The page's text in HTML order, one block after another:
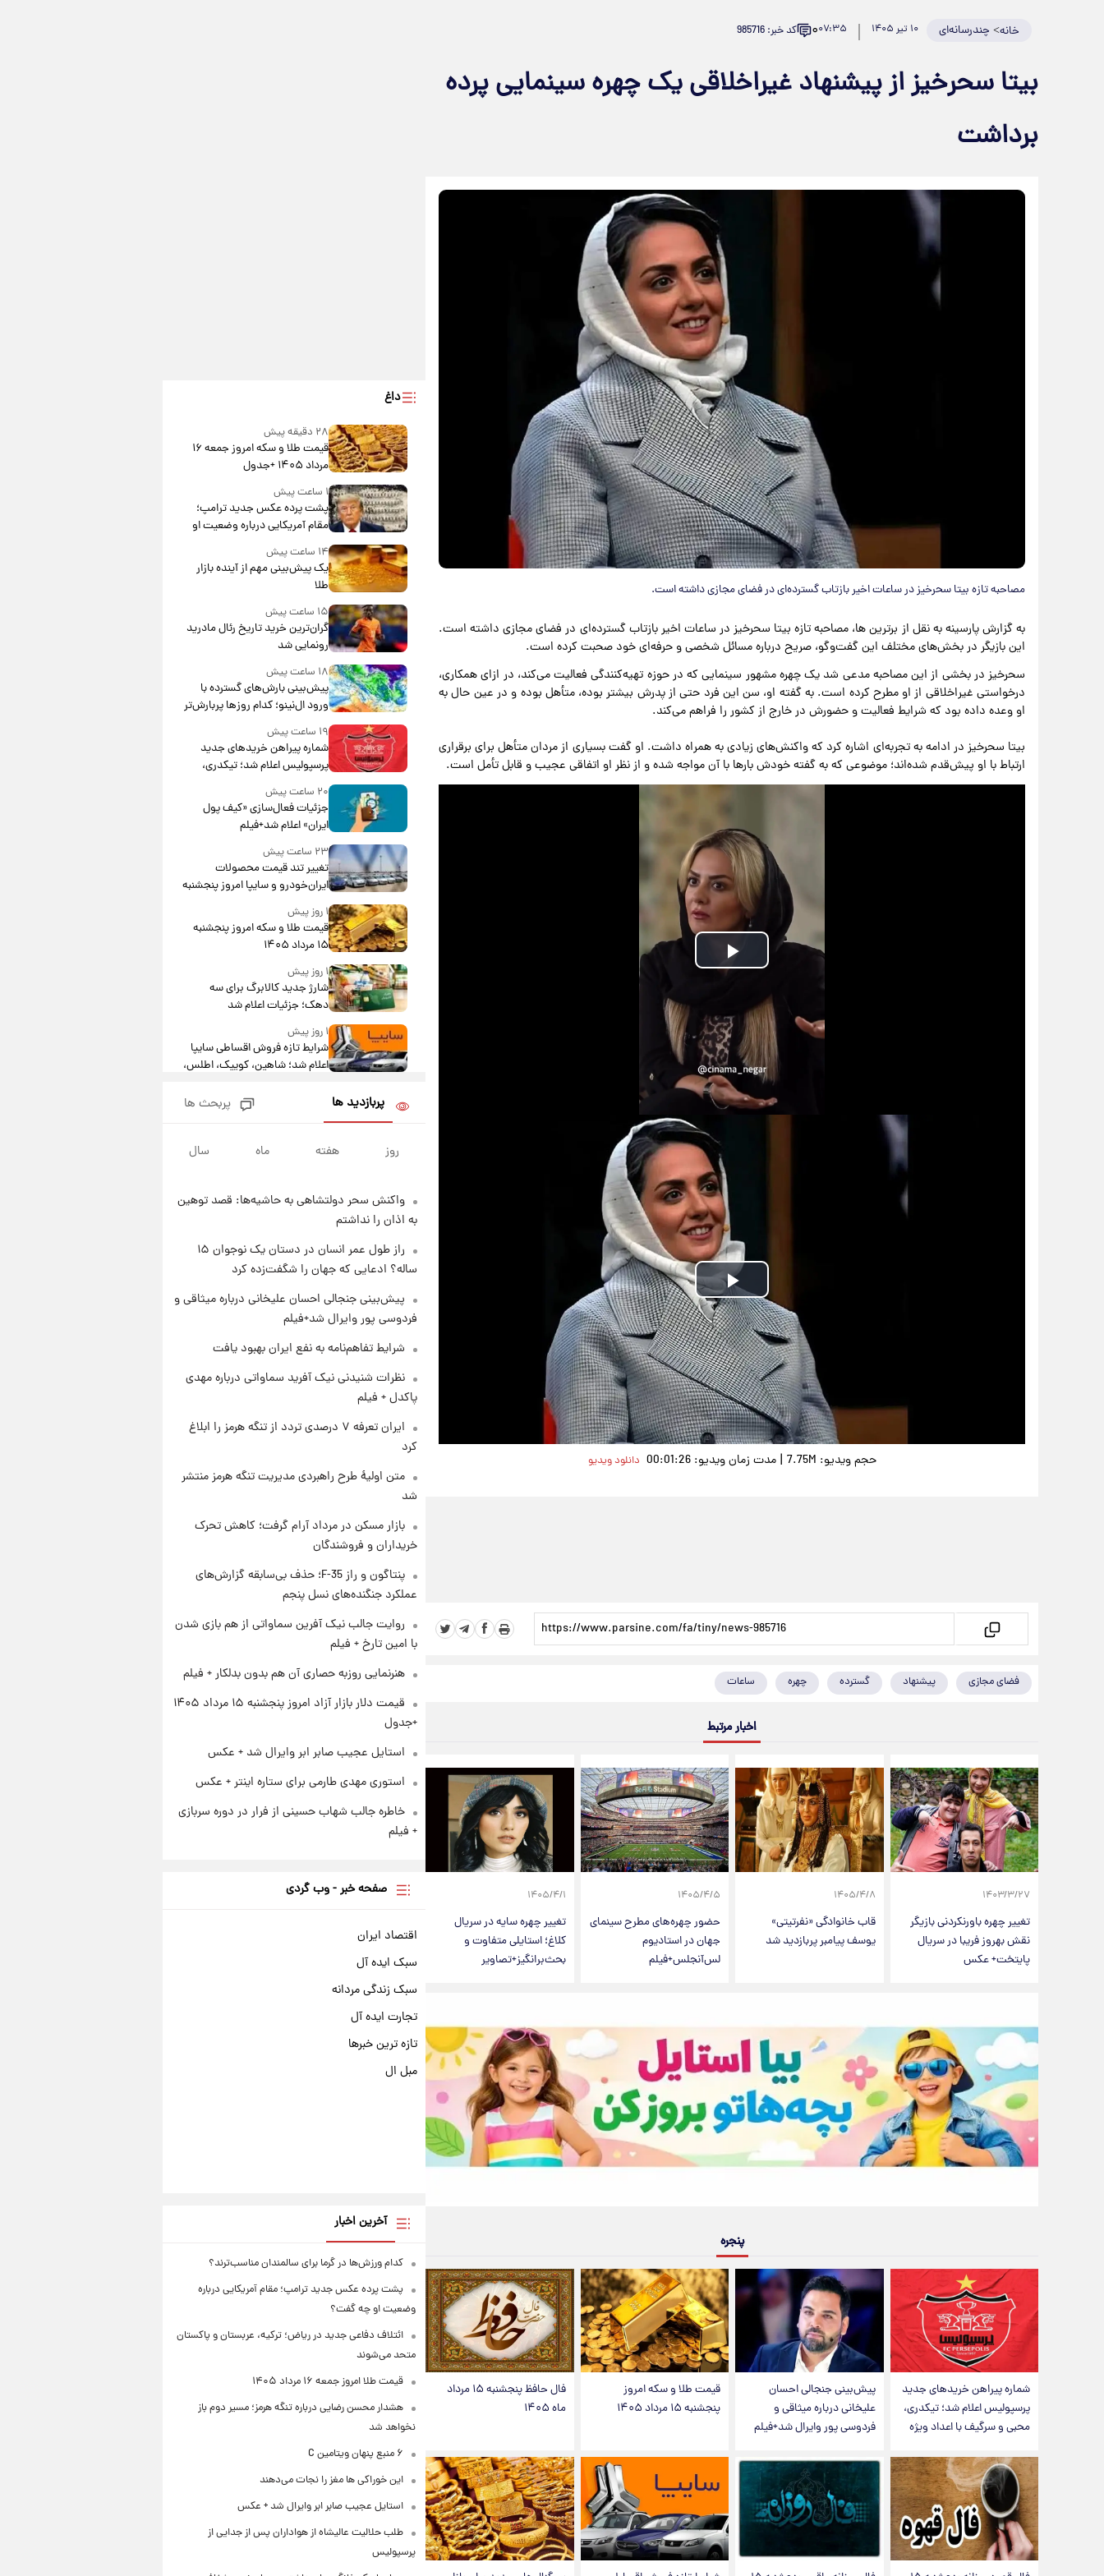
خانه> چندرسانه‌ای ۱۰ تیر ۱۴۰۵ ۰۷:۳۵۰ کد خبر: 985716
بیتا سحرخیز از پیشنهاد غیراخلاقی یک چهره سینمایی پرده
برداشت
مصاحبه تازه بیتا سحرخیز در ساعات اخیر بازتاب گسترده‌ای در فضای مجازی داشته است.
به گزارش پارسینه به نقل از برترین ها، مصاحبه تازه بیتا سحرخیز در ساعات اخیر بازتاب گسترده‌ای در فضای مجازی داشته است.
این بازیگر در بخش‌های مختلف این گفت‌وگو، صریح درباره مسائل شخصی و حرفه‌ای خود صحبت کرده است.
سحرخیز در بخشی از این مصاحبه مدعی شد یک چهره مشهور سینمایی که در حوزه تهیه‌کنندگی فعالیت می‌کند، در ازای همکاری،
درخواستی غیراخلاقی از او مطرح کرده است. به گفته او، سن این فرد حتی از پدرش بیشتر بوده، متأهل بوده و در عین حال به
او وعده داده بود که شرایط فعالیت و حضورش در خارج از کشور را فراهم می‌کند.
بیتا سحرخیز در ادامه به تجربه‌ای اشاره کرد که واکنش‌های زیادی به همراه داشت. او گفت بسیاری از مردان متأهل برای برقراری
ارتباط با او پیش‌قدم شده‌اند؛ موضوعی که به گفته خودش بارها با آن مواجه شده و از نظر او اتفاقی عجیب و قابل تأمل است.
Play
Video
Play
Video
حجم ویدیو: 7.75M |مدت زمان ویدیو: 00:01:26 دانلود ویدیو
فضای مجازی پیشنهاد گسترده چهره ساعات
اخبار مرتبط
۱۴۰۳/۳/۲۷
تغییر چهره باورنکردنی بازیگر
نقش بهروز فریبا در سریال
پایتخت+ عکس
۱۴۰۵/۴/۸
قاب خانوادگی «نفرتیتی»
یوسف پیامبر پربازدید شد
۱۴۰۵/۴/۵
حضور چهره‌های مطرح سینمای
جهان در استادیوم
لس‌آنجلس+فیلم
۱۴۰۵/۴/۱
تغییر چهره سایه در سریال
کلاغ؛ استایلی متفاوت و
بحث‌برانگیز+تصاویر
پنجره
شماره پیراهن خریدهای جدید
پرسپولیس اعلام شد؛ تیکدری،
محبی و سرگیف با اعداد ویژه
پیش‌بینی جنجالی احسان
علیخانی درباره میثاقی و
فردوسی پور وایرال شد+فیلم
قیمت طلا و سکه امروز
پنجشنبه ۱۵ مرداد ۱۴۰۵
فال حافظ پنجشنبه ۱۵ مرداد
ماه ۱۴۰۵
داغ
۲۸ دقیقه پیش
قیمت طلا و سکه امروز جمعه ۱۶
مرداد ۱۴۰۵ +جدول
۱ ساعت پیش
پشت پرده عکس جدید ترامپ؛
مقام آمریکایی درباره وضعیت او
چه گفت؟
۱۴ ساعت پیش
یک پیش‌بینی مهم از آینده بازار
طلا
۱۵ ساعت پیش
گران‌ترین خرید تاریخ رئال مادرید
رونمایی شد
۱۸ ساعت پیش
پیش‌بینی بارش‌های گسترده با
ورود ال‌نینو؛ کدام روزها پربارش‌تر
خواهند بود؟
۱۹ ساعت پیش
شماره پیراهن خریدهای جدید
پرسپولیس اعلام شد؛ تیکدری،
۲۰ ساعت پیش
جزئیات فعال‌سازی «کیف پول
ایران» اعلام شد+فیلم
۲۳ ساعت پیش
تغییر تند قیمت محصولات
ایران‌خودرو و سایپا امروز پنجشنبه
۱۵ مرداد ۱۴۰۵ +جدول
۱ روز پیش
قیمت طلا و سکه امروز پنجشنبه
۱۵ مرداد ۱۴۰۵
۱ روز پیش
شارژ جدید کالابرگ برای سه
دهک؛ جزئیات اعلام شد
۱ روز پیش
شرایط تازه فروش اقساطی سایپا
اعلام شد؛ شاهین، کوییک، اطلس،
سیگنال‌های جدید برای بازار طلا؛
پیش‌بینی قیمت سکه و طلا فردا
۱ روز پیش
ماه ۱۴۰۵
۱ روز پیش
مرداد ۱۴۰۵
پربازدید ها پربحث ها
روز هفته ماه سال
واکنش سحر دولتشاهی به حاشیه‌ها: قصد توهین
به اذان را نداشتم
راز طول عمر انسان در دستان یک نوجوان ۱۵
ساله؟ ادعایی که جهان را شگفت‌زده کرد
پیش‌بینی جنجالی احسان علیخانی درباره میثاقی و
فردوسی پور وایرال شد+فیلم
شرایط تفاهم‌نامه به نفع ایران بهبود یافت
نظرات شنیدنی نیک آفرید سماواتی درباره مهدی
پاکدل + فیلم
ایران تعرفه ۷ درصدی تردد از تنگه هرمز را ابلاغ
کرد
متن اولیۀ طرح راهبردی مدیریت تنگه هرمز منتشر
شد
بازار مسکن در مرداد آرام گرفت؛ کاهش تحرک
خریداران و فروشندگان
پنتاگون و راز F-35؛ حذف بی‌سابقه گزارش‌های
عملکرد جنگنده‌های نسل پنجم
روایت جالب نیک آفرین سماواتی از هم بازی شدن
با امین تارخ + فیلم
هنرنمایی روزبه حصاری آن هم بدون بدلکار + فیلم
قیمت دلار بازار آزاد امروز پنجشنبه ۱۵ مرداد ۱۴۰۵
+جدول
استایل عجیب صابر ابر وایرال شد + عکس
استوری مهدی طارمی برای ستاره اینتر + عکس
خاطره جالب شهاب حسینی از فرار در دوره سربازی
+ فیلم
صفحه خبر - وب گردی
اقتصاد ایران
سبک ایده آل
سبک زندگی مردانه
تجارت ایده آل
تازه ترین خبرها
مبل ال
آخرین اخبار
کدام ورزش‌ها در گرما برای سالمندان مناسب‌ترند؟
پشت پرده عکس جدید ترامپ؛ مقام آمریکایی درباره
وضعیت او چه گفت؟
ائتلاف دفاعی جدید در ریاض؛ ترکیه، عربستان و پاکستان
متحد می‌شوند
قیمت طلا امروز جمعه ۱۶ مرداد ۱۴۰۵
هشدار محسن رضایی درباره تنگه هرمز؛ مسیر دوم باز
نخواهد شد
۶ منبع پنهان ویتامین C
این خوراکی ها مغز را نجات می‌دهند
استایل عجیب صابر ابر وایرال شد + عکس
طلب حلالیت عالیشاه از هواداران پس از جدایی از
پرسپولیس